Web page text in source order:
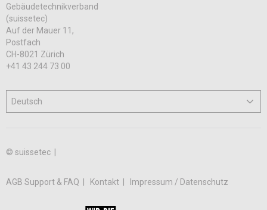
Gebäudetechnikverband
(suissetec)
Auf der Mauer 11,
Postfach
CH-8021 Zürich
+41 43 244 73 00
© suissetec |
AGB Support & FAQ Kontakt Impressum / Datenschutz